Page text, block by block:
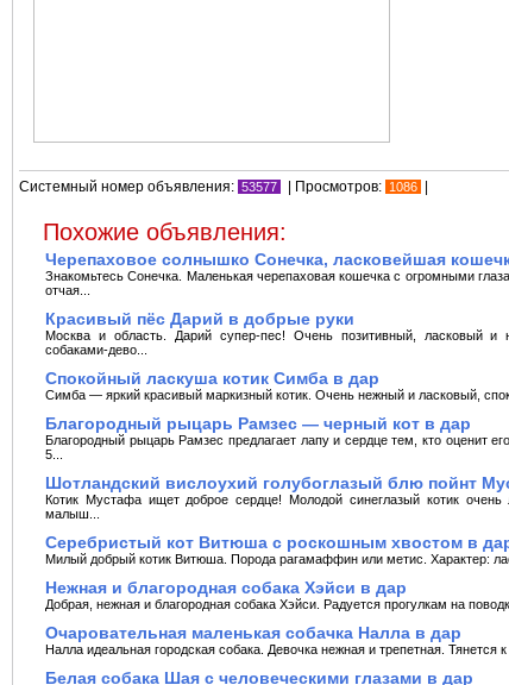
Системный номер объявления: 53577 | Просмотров: 1086 |
Похожие объявления:
Черепаховое солнышко Сонечка, ласковейшая
Знакомьтесь Сонечка. Маленькая черепаховая кошечка с огромными
отчая...
Красивый пёс Дарий в добрые руки
Москва и область. Дарий супер-пес! Очень позитивный, ласковый и
собаками-дево...
Спокойный ласкуша котик Симба в дар
Симба — яркий красивый маркизный котик. Очень нежный и ласковый,
Благородный рыцарь Рамзес — черный кот в дар
Благородный рыцарь Рамзес предлагает лапу и сердце тем, кто оценит
5...
Шотландский вислоухий голубоглазый блю пойнт
Котик Мустафа ищет доброе сердце! Молодой синеглазый котик
малыш...
Серебристый кот Витюша с роскошным хвостом в
Милый добрый котик Витюша. Порода рагамаффин или метис. Характер:
Нежная и благородная собака Хэйси в дар
Добрая, нежная и благородная собака Хэйси. Радуется прогулкам на
Очаровательная маленькая собачка Налла в дар
Налла идеальная городская собака. Девочка нежная и трепетная. Тянется
Белая собака Шая с человеческими глазами в дар